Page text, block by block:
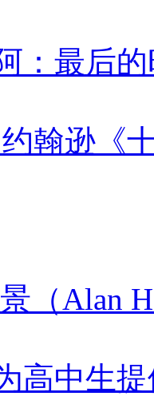
：最后
翰逊《
（Alan
高中生